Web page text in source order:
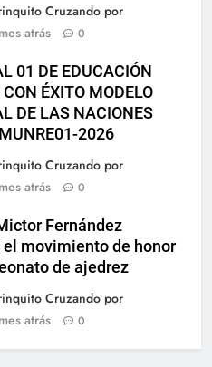
Cruzando por
atrás 0
01 DE EDUCACIÓN
ÉXITO MODELO
DE LAS NACIONES
2026
Cruzando por
atrás 0
Fernández
movimiento de honor
de ajedrez
Cruzando por
atrás 0